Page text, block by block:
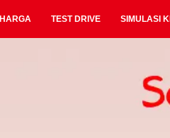
HARGA TEST DRIVE SIMULASI